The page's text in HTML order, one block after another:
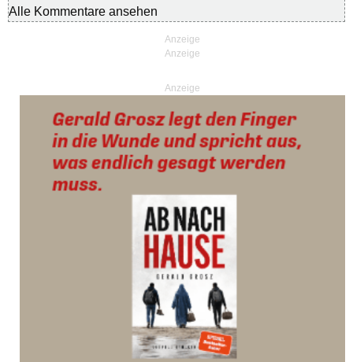
Alle Kommentare ansehen
Anzeige